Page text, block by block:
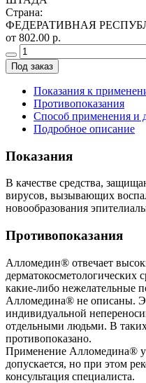
Страна:
ФЕДЕРАТИВНАЯ
от 802.00 р.
Под заказ
Показания к
Противопоказания
Способ применения и
Подробное описание
Показания
В качестве средства,
вирусов, вызывающих
новообразования
Противопоказания
Алломедин® отвечает
дерматокосметологических
какие-либо нежелательные
Алломедина® не описаны.
индивидуальной
отдельными людьми. В
противопоказано.
Применение Алломедина®
допускается, но при этом
консультация специалиста.